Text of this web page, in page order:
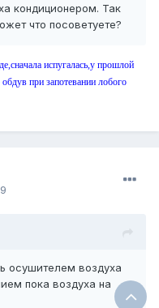
кондиционером. Так
что посоветуете?
испугалась,у прошлой
при запотевании лобого
осушителем воздуха
пока воздуха на